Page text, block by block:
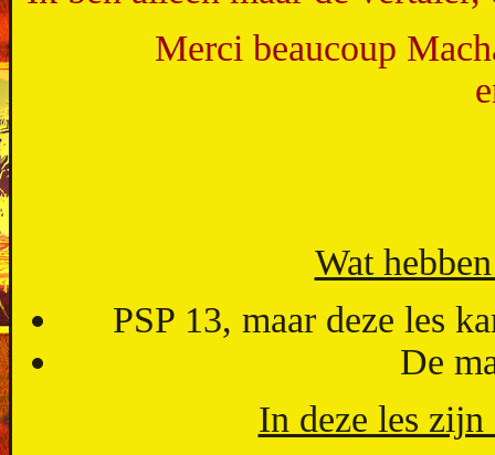
Merci beaucoup
Wat
PSP 13, maar deze les
De
In deze les